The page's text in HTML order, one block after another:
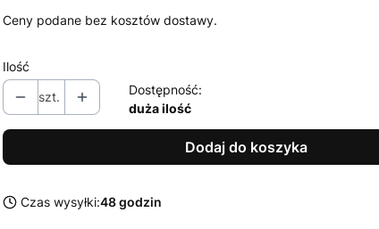
Ceny podane bez kosztów dostawy.
Ilość
szt.
Dostępność:
duża ilość
Dodaj do koszyka
Czas wysyłki:48 godzin